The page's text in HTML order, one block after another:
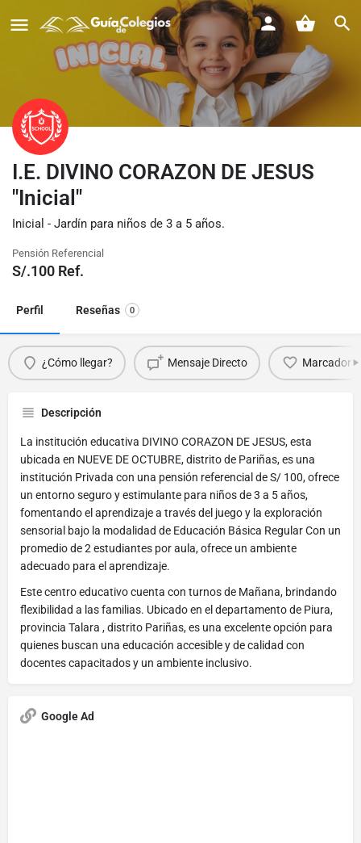
I.E. DIVINO CORAZON DE JESUS
"Inicial"
Inicial - Jardín para niños de 3 a 5 años.
Pensión Referencial
S/.100 Ref.
Perfil Reseñas 0
¿Cómo llegar? Mensaje Directo Marcador
Descripción
La institución educativa DIVINO CORAZON DE JESUS, esta
ubicada en NUEVE DE OCTUBRE, distrito de Pariñas, es una
institución Privada con una pensión referencial de S/ 100, ofrece
un entorno seguro y estimulante para niños de 3 a 5 años,
fomentando el aprendizaje a través del juego y la exploración
sensorial bajo la modalidad de Educación Básica Regular Con un
promedio de 2 estudiantes por aula, ofrece un ambiente
adecuado para el aprendizaje.
Este centro educativo cuenta con turnos de Mañana, brindando
flexibilidad a las familias. Ubicado en el departamento de Piura,
provincia Talara , distrito Pariñas, es una excelente opción para
quienes buscan una educación accesible y de calidad con
docentes capacitados y un ambiente inclusivo.
Google Ad